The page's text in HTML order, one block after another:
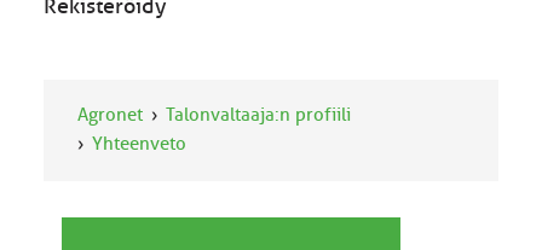
Rekisteröidy
Agronet
Talonvaltaaja:n profiili
Yhteenveto